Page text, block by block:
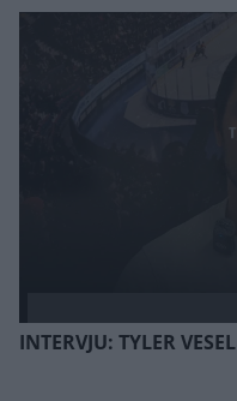
INTERVJU: TYLER VESEL